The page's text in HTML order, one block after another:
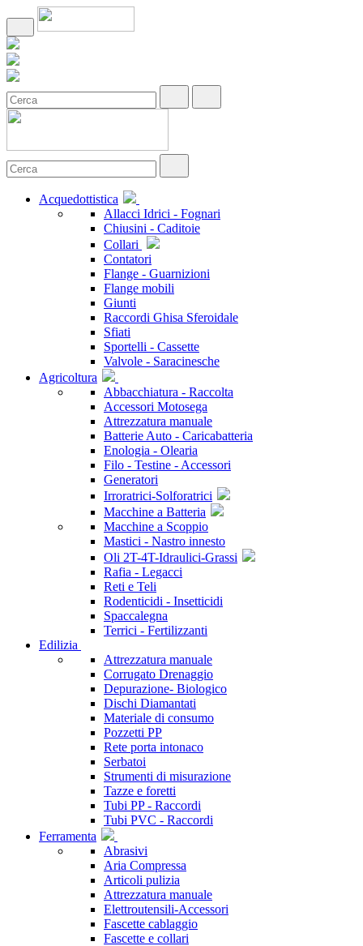
Acquedottistica
Allacci Idrici - Fognari
Chiusini - Caditoie
Collari
Contatori
Flange - Guarnizioni
Flange mobili
Giunti
Raccordi Ghisa Sferoidale
Sfiati
Sportelli - Cassette
Valvole - Saracinesche
Agricoltura
Abbacchiatura - Raccolta
Accessori Motosega
Attrezzatura manuale
Batterie Auto - Caricabatteria
Enologia - Olearia
Filo - Testine - Accessori
Generatori
Irroratrici-Solforatrici
Macchine a Batteria
Macchine a Scoppio
Mastici - Nastro innesto
Oli 2T-4T-Idraulici-Grassi
Rafia - Legacci
Reti e Teli
Rodenticidi - Insetticidi
Spaccalegna
Terrici - Fertilizzanti
Edilizia
Attrezzatura manuale
Corrugato Drenaggio
Depurazione- Biologico
Dischi Diamantati
Materiale di consumo
Pozzetti PP
Rete porta intonaco
Serbatoi
Strumenti di misurazione
Tazze e foretti
Tubi PP - Raccordi
Tubi PVC - Raccordi
Ferramenta
Abrasivi
Aria Compressa
Articoli pulizia
Attrezzatura manuale
Elettroutensili-Accessori
Fascette cablaggio
Fascette e collari